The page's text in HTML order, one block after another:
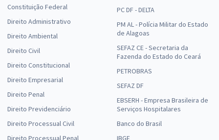
Constituição Federal
Direito Administrativo
Direito Ambiental
Direito Civil
Direito Constitucional
Direito Empresarial
Direito Penal
Direito Previdenciário
Direito Processual Civil
Direito Processual Penal
PC DF - DELTA
PM AL - Polícia Militar do Estado
de Alagoas
SEFAZ CE - Secretaria da
Fazenda do Estado do Ceará
PETROBRAS
SEFAZ DF
EBSERH - Empresa Brasileira de
Serviços Hospitalares
Banco do Brasil
IBGE